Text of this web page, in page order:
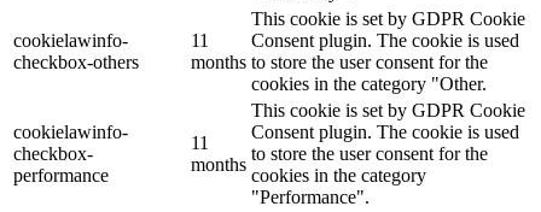
cookielawinfo-
checkbox-others
11
months
This cookie is set by GDPR Cookie
Consent plugin. The cookie is used
to store the user consent for the
cookies in the category "Other.
cookielawinfo-
checkbox-
performance
11
months
This cookie is set by GDPR Cookie
Consent plugin. The cookie is used
to store the user consent for the
cookies in the category
"Performance".